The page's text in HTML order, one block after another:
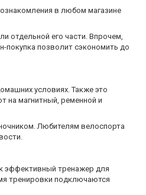
в любом магазине
отдельной его части. Впрочем,
покупка позволит сэкономить до
условиях. Также это
на магнитный, ременной и
Любителям велоспорта
эффективный тренажер для
тренировки подключаются